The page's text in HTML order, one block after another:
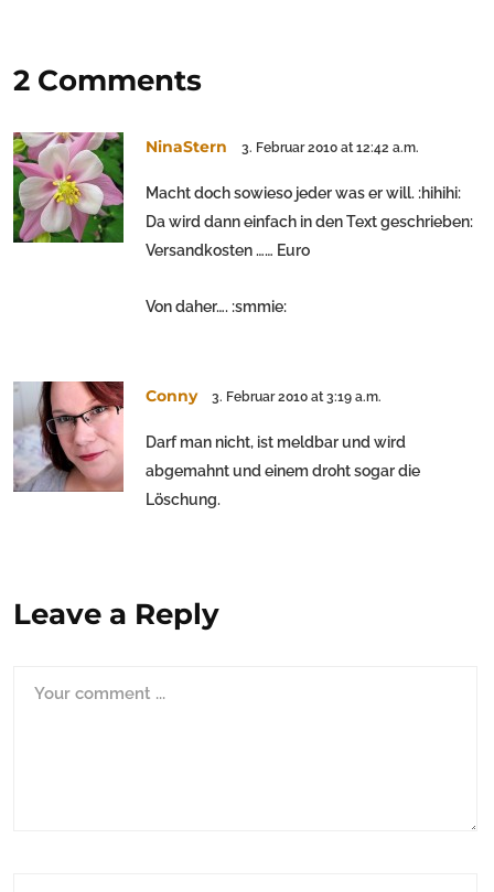
2 Comments
NinaStern 3. Februar 2010 at 12:42 a.m.
Macht doch sowieso jeder was er will. :hihihi:
Da wird dann einfach in den Text geschrieben:
Versandkosten …… Euro
Von daher…. :smmie:
Conny 3. Februar 2010 at 3:19 a.m.
Darf man nicht, ist meldbar und wird
abgemahnt und einem droht sogar die
Löschung.
Leave a Reply